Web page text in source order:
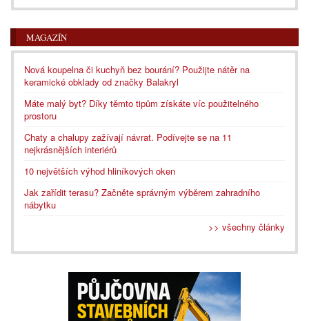
MAGAZÍN
Nová koupelna či kuchyň bez bourání? Použijte nátěr na
keramické obklady od značky Balakryl
Máte malý byt? Díky těmto tipům získáte víc použitelného
prostoru
Chaty a chalupy zažívají návrat. Podívejte se na 11
nejkrásnějších interiérů
10 největších výhod hliníkových oken
Jak zařídit terasu? Začněte správným výběrem zahradního
nábytku
>> všechny články